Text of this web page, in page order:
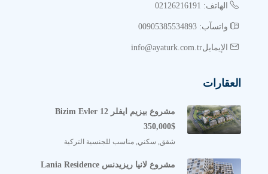
الهاتف: 02126216191
واتسآب: 00905385534893
الإيمايلinfo@ayaturk.com.tr
العقارات
مشروع بيزيم ايفلر Bizim Evler 12
350,000$
شقق, سكني, مناسب للجنسية التركية
مشروع لانيا ريزيدنس Lania Residence